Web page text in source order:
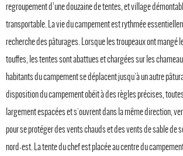
regroupement d’une douzaine de tentes, et village
transportable. La vie du campement est rythmée
recherche des pâturages. Lorsque les troupeaux ont mangé
touffes, les tentes sont abattues et chargées sur les
habitants du campement se déplacent jusqu'à un autre
disposition du campement obéit à des règles précises,
largement espacées et s'ouvrent dans la même direction,
pour se protéger des vents chauds et des vents de sable de
nord-est. La tente du chef est placée au centre du